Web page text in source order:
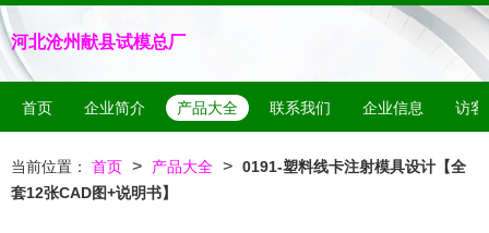
河北沧州献县试模总厂
首页 企业简介 产品大全 联系我们 企业信息 访客
当前位置： 首页 > 产品大全 > 0191-塑料线卡注射模具设计【全
套12张CAD图+说明书】